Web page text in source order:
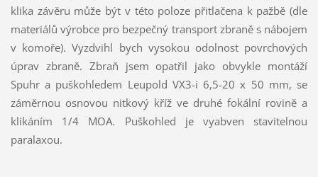
klika závěru může být v této poloze přitlačena k pažbě (dle
materiálů výrobce pro bezpečný transport zbraně s nábojem
v komoře). Vyzdvihl bych vysokou odolnost povrchových
úprav zbraně. Zbraň jsem opatřil jako obvykle montáží
Spuhr a puškohledem Leupold VX3-i 6,5-20 x 50 mm, se
záměrnou osnovou nitkový kříž ve druhé fokální rovině a
klikáním 1/4 MOA. Puškohled je vyabven stavitelnou
paralaxou.